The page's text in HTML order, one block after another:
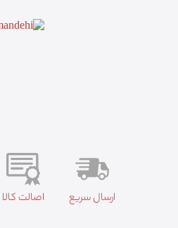
ارسال سریع اصالت کالا